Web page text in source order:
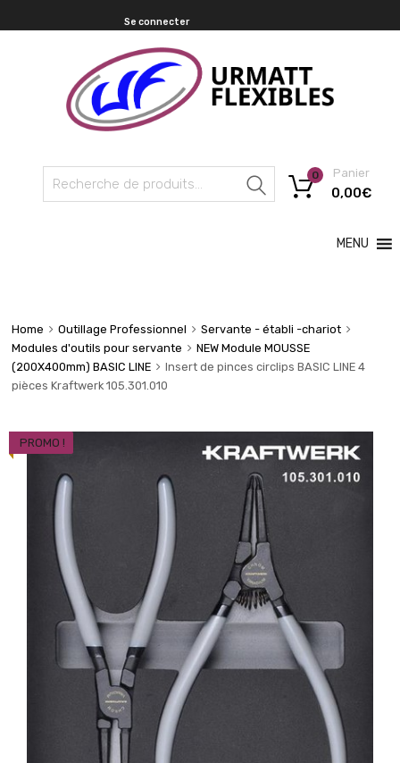
Se connecter
Recherche
Panier
0,00€
0
MENU
Home Outillage Professionnel
Servante - établi -chariot
Modules d'outils pour servante
NEW Module MOUSSE
(200X400mm) BASIC LINE
Insert de pinces circlips BASIC LINE 4
pièces Kraftwerk 105.301.010
PROMO !